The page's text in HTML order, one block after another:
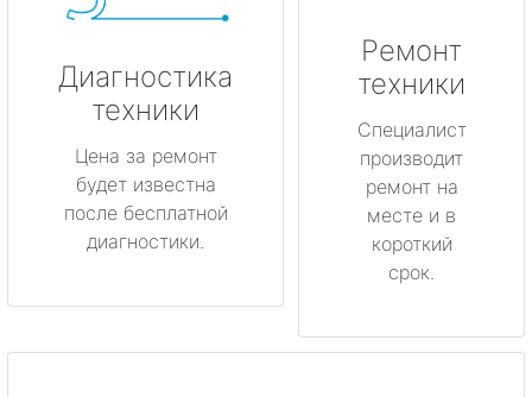
Диагностика
техники
Цена за ремонт
будет известна
после бесплатной
диагностики.
Ремонт
техники
Специалист
производит
ремонт на
месте и в
короткий
срок.